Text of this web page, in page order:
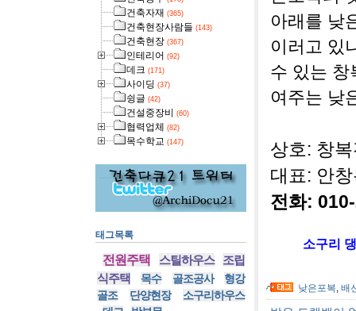
아래를 낮
이러고 있
수 있는 창
여주는 낮
상호: 창
대표: 안
전화:
소구리
낮은포복, 배
건축자재 (365)
건축현장사람들 (143)
건축현장 (367)
인테리어 (92)
데크 (171)
사이딩 (37)
슁글 (42)
건설중장비 (60)
협력업체 (82)
목수학교 (147)
태그목록
전원주택 스틸하우스
조립
식주택
목수 골조공사
형강
골조
단양현장
소구리하우스